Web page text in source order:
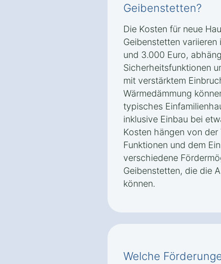
Geibenstetten?
Die Kosten für neue
Geibenstetten
und 3.000 Euro,
Sicherheitsfunktionen
mit verstärktem
Wärmedämmung
typisches
inklusive Einbau bei
Kosten hängen von
Funktionen und dem
verschiedene
Geibenstetten, die die
können.
Welche